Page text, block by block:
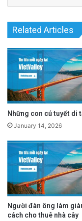
Đêm bắt đầu
Brandon và
Ladessa Lofton,
bốn đứa con,
Related Articles
Những con cú tuyết di
January 14, 2026
Người đàn ông làm
cách cho thuê nhà cây